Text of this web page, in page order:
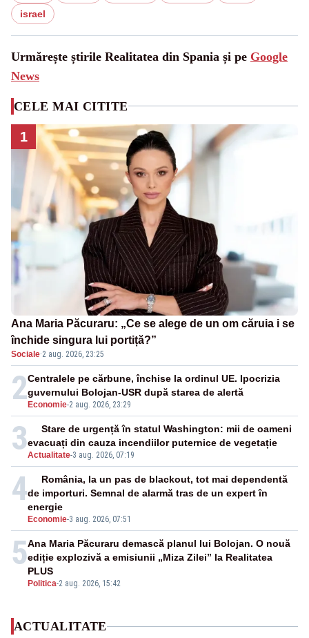
israel
Urmărește știrile Realitatea din Spania și pe Google
News
CELE MAI CITITE
1
Ana Maria Păcuraru: „Ce se alege de un om căruia i se
închide singura lui portiță?”
Sociale·2 aug. 2026, 23:25
2 Economie-2 aug. 2026, 23:29
Centralele pe cărbune, închise la ordinul UE. Ipocrizia
guvernului Bolojan-USR după starea de alertă
3Actualitate-3 aug. 2026, 07:19
Stare de urgență în statul Washington: mii de oameni
evacuați din cauza incendiilor puternice de vegetație
4
Economie-3 aug. 2026, 07:51
România, la un pas de blackout, tot mai dependentă
de importuri. Semnal de alarmă tras de un expert în
energie
5
Politica-2 aug. 2026, 15:42
Ana Maria Păcuraru demască planul lui Bolojan. O nouă
ediție explozivă a emisiunii „Miza Zilei” la Realitatea
PLUS
ACTUALITATE